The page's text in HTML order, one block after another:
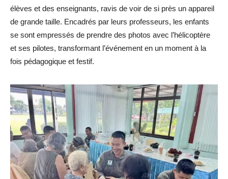
élèves et des enseignants, ravis de voir de si près un appareil
de grande taille. Encadrés par leurs professeurs, les enfants
se sont empressés de prendre des photos avec l’hélicoptère
et ses pilotes, transformant l’événement en un moment à la
fois pédagogique et festif.